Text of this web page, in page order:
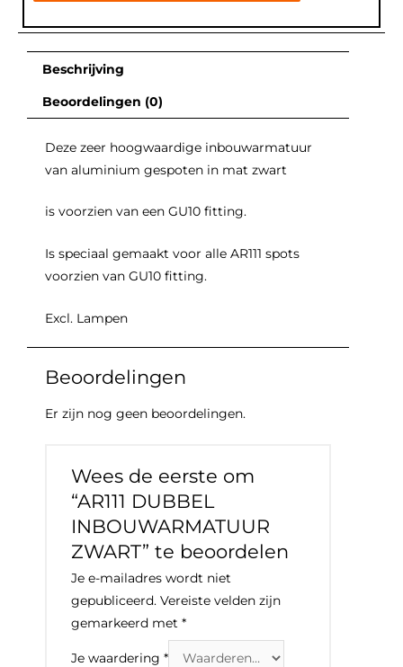
Beschrijving
Beoordelingen (0)
Deze zeer hoogwaardige inbouwarmatuur
van aluminium gespoten in mat zwart
is voorzien van een GU10 fitting.
Is speciaal gemaakt voor alle AR111 spots
voorzien van GU10 fitting.
Excl. Lampen
Beoordelingen
Er zijn nog geen beoordelingen.
Wees de eerste om
“AR111 DUBBEL
INBOUWARMATUUR
ZWART” te beoordelen
Je e-mailadres wordt niet
gepubliceerd. Vereiste velden zijn
gemarkeerd met*
Je waardering*